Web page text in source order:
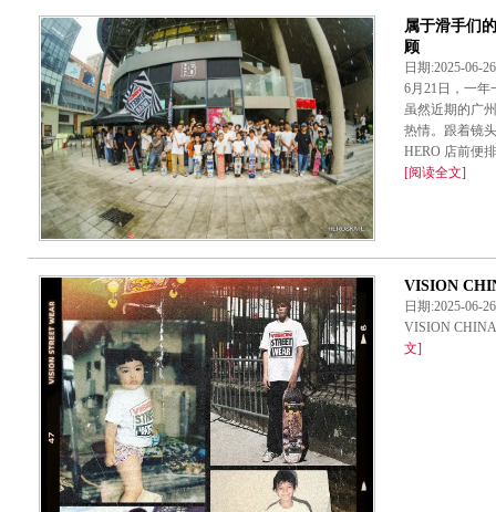
属于滑手们
顾
日期:2025-
6月21日，一年
虽然近期的广
热情。跟着镜
HERO 店前便
[阅读全文]
VISION
日期:2025-
VISION
文]